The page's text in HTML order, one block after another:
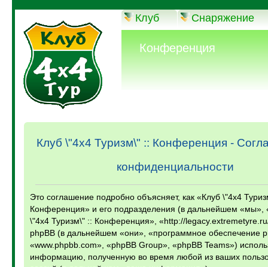
Клуб Снаряжение
Конференция
Клуб \"4х4 Туризм\" :: Конференция -
конфиденциальности
Это соглашение подробно объясняет, как «Клуб \"4х4
Конференция» и его подразделения (в дальнейшем «мы»,
\"4х4 Туризм\" :: Конференция», «http://
phpBB (в дальнейшем «они», «программное обеспечение
«www.phpbb.com», «phpBB Group», «phpBB Teams»)
информацию, полученную во время любой из ваших